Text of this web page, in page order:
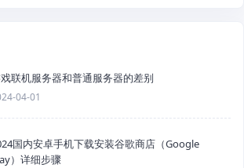
联机服务器和普通服务器的差别
04-01
国内安卓手机下载安装谷歌商店（Google
）详细步骤